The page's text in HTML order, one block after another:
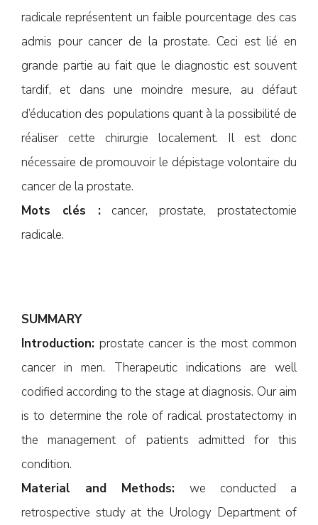
radicale représentent un faible pourcentage des cas
admis pour cancer de la prostate. Ceci est lié en
grande partie au fait que le diagnostic est souvent
tardif, et dans une moindre mesure, au défaut
d’éducation des populations quant à la possibilité de
réaliser cette chirurgie localement. Il est donc
nécessaire de promouvoir le dépistage volontaire du
cancer de la prostate.
Mots clés :cancer, prostate, prostatectomie
radicale.
SUMMARY
Introduction: prostate cancer is the most common
cancer in men. Therapeutic indications are well
codified according to the stage at diagnosis. Our aim
is to determine the role of radical prostatectomy in
the management of patients admitted for this
condition.
Material and Methods: we conducted a
retrospective study at the Urology Department of